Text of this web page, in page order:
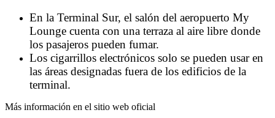
En la Terminal Sur, el salón del aeropuerto My
Lounge cuenta con una terraza al aire libre donde
los pasajeros pueden fumar.
Los cigarrillos electrónicos solo se pueden usar en
las áreas designadas fuera de los edificios de la
terminal.
Más información en el sitio web oficial